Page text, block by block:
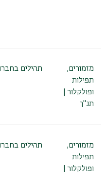
מזמורים,
תפילות
ופולקלור |
תנ"ך
תהילים
מזמורים,
תפילות
ופולקלור |
תהילים